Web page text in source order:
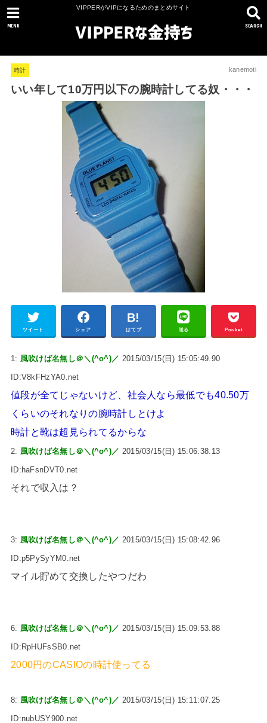
VIPPERがVIPになるためのまとめサイト
SEARCH
MENU
時計 kanemoti
いい年して10万円以下の腕時計してる奴・・・
ツイート シェア はてブ 送る Pocket
1: 風吹けば名無し＠＼(^o^)／ 2015/03/15(日) 15:05:49.90
ID:V8kFHzYA0.net
値段が全てじゃないけど、社会人なら最低でも40.50万
くらいのそれなりの腕時計しとけよ
時計と靴は超見られてるからな
2: 風吹けば名無し＠＼(^o^)／ 2015/03/15(日) 15:06:38.13
ID:haFsnDVT0.net
それで収入は？
3: 風吹けば名無し＠＼(^o^)／ 2015/03/15(日) 15:08:42.96
ID:p5PySyYM0.net
マイル貯めて交換したやつだわ
6: 風吹けば名無し＠＼(^o^)／ 2015/03/15(日) 15:09:53.88
ID:RpHUFsSB0.net
2000円のCASIOの時計使ってる
8: 風吹けば名無し＠＼(^o^)／ 2015/03/15(日) 15:11:07.25
ID:nubUSY900.net